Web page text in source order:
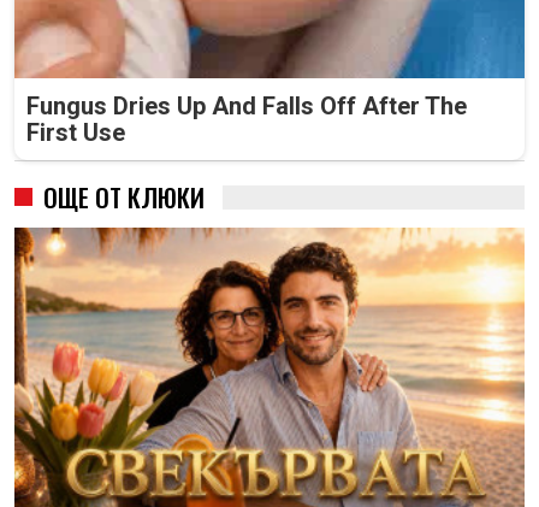
Fungus Dries Up And Falls Off After The
First Use
ОЩЕ ОТ КЛЮКИ